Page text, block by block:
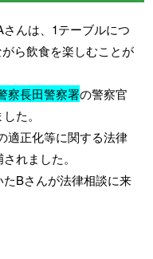
んは、1テーブルにつ
ら飲食を楽しむことが
察長田警察署の警察官
た。
適正化等に関する法律
れました。
Bさんが法律相談に来